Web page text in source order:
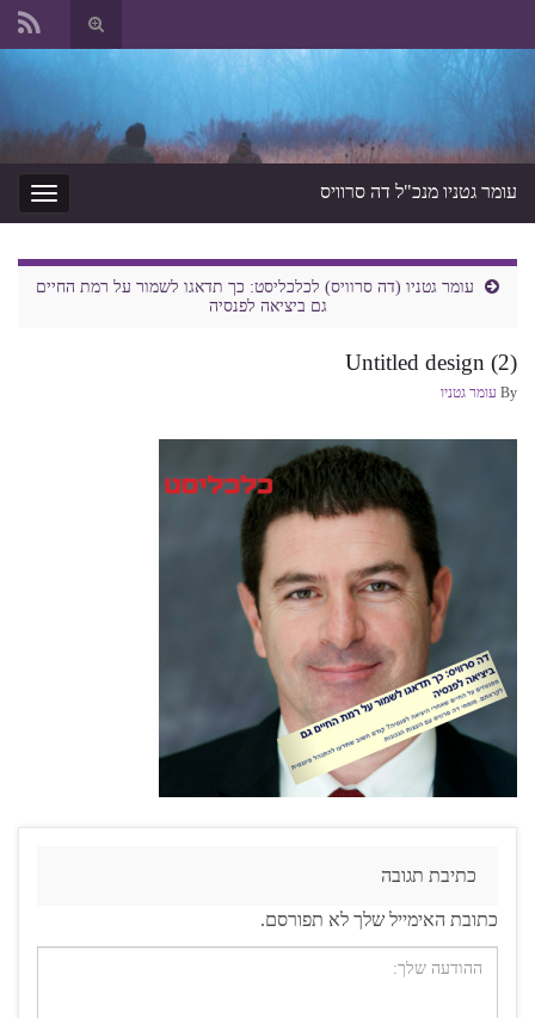
החלף
טופס
Search for:
החלף
ניווט
עומר גטניו מנכ"ל דה סרוויס
עומר גטניו (דה סרוויס) לכלכליסט: כך תדאגו לשמור על רמת החיים
גם ביציאה לפנסיה
Untitled design (2)
By עומר גטניו
כתיבת תגובה
כתובת האימייל שלך לא תפורסם.